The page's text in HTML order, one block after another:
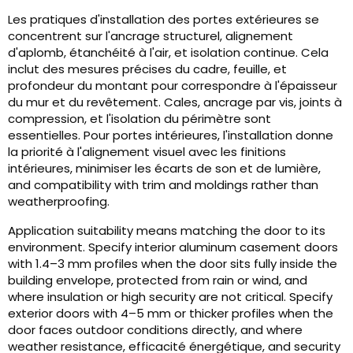
Les pratiques d'installation des portes extérieures se
concentrent sur l'ancrage structurel, alignement
d'aplomb, étanchéité à l'air, et isolation continue. Cela
inclut des mesures précises du cadre, feuille, et
profondeur du montant pour correspondre à l'épaisseur
du mur et du revêtement. Cales, ancrage par vis, joints à
compression, et l'isolation du périmètre sont
essentielles. Pour portes intérieures, l'installation donne
la priorité à l'alignement visuel avec les finitions
intérieures, minimiser les écarts de son et de lumière,
and compatibility with trim and moldings rather than
weatherproofing.
Application suitability means matching the door to its
environment. Specify interior aluminum casement doors
with 1.4–3 mm profiles when the door sits fully inside the
building envelope,protected from rain or wind,and
where insulation or high security are not critical. Specify
exterior doors with 4–5 mm or thicker profiles when the
door faces outdoor conditions directly,and where
weather resistance, efficacité énergétique,and security